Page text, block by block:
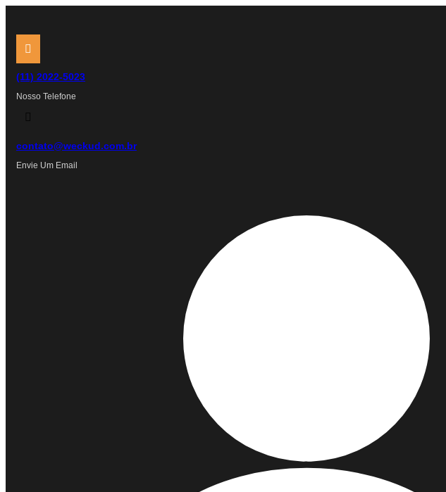
conteúdo
(11) 2022-5023
Nosso Telefone
contato@weckud.com.br
Envie Um Email